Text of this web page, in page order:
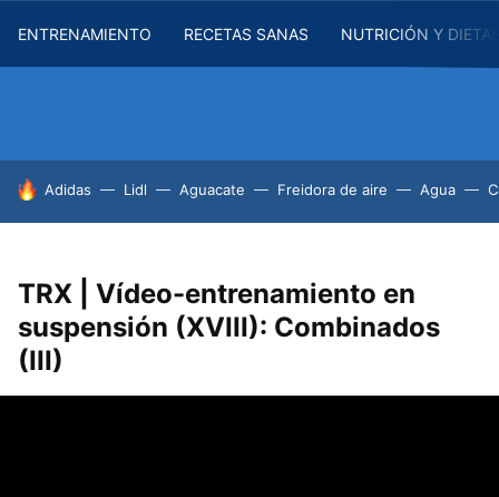
ENTRENAMIENTO RECETAS SANAS NUTRICIÓN Y
HOY SE HABLA DE
Adidas Lidl Aguacate Freidora de aire Agua
TRX | Vídeo-entrenamiento en
suspensión (XVIII): Combinados
(III)